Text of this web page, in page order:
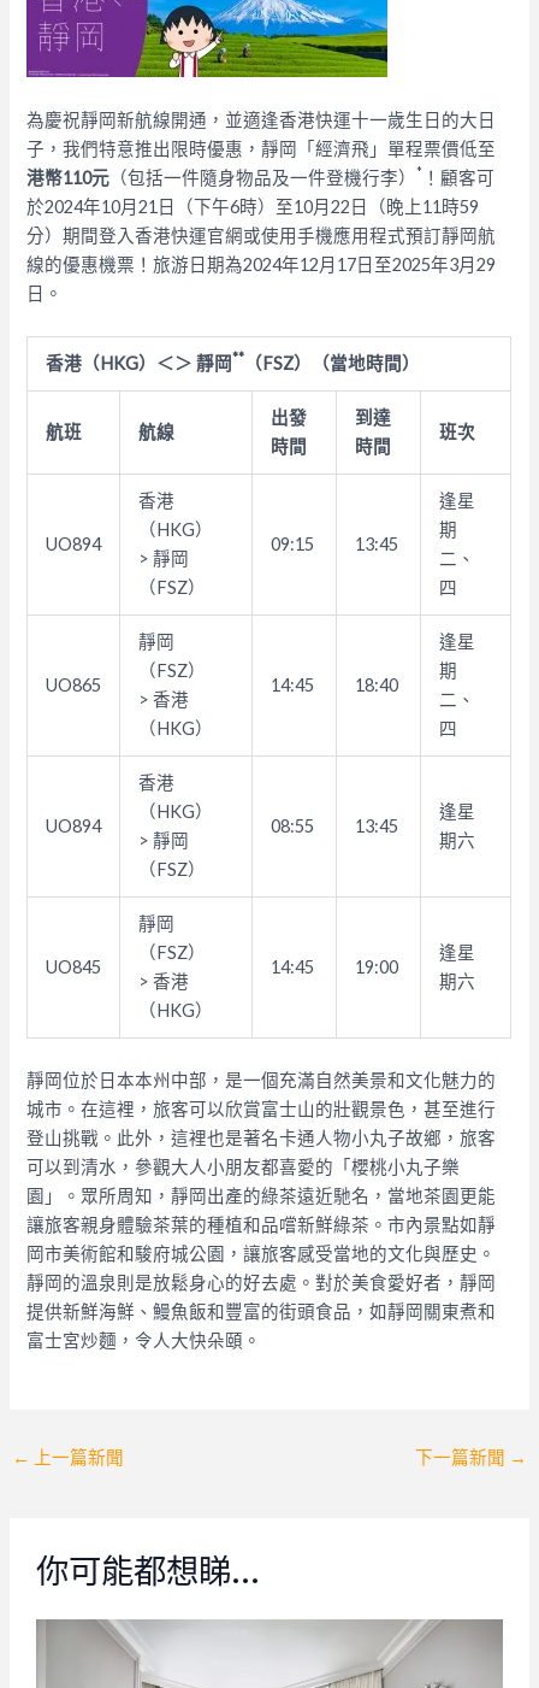
為慶祝靜岡新航線開通，並適逢香港快運十一歲生日的大日
子，我們特意推出限時優惠，靜岡「經濟飛」單程票價低至
港幣110元 （包括一件隨身物品及一件登機行李） * ！顧客可
於2024年10月21日（下午6時）至10月22日（晚上11時59
分）期間登入香港快運官網或使用手機應用程式預訂靜岡航
線的優惠機票！旅游日期為2024年12月17日至2025年3月29
日。
香港（HKG）＜＞ 靜岡** （FSZ）（當地時間）
航班 航線
出發
時間
到達
時間
班次
UO894
香港
（HKG）
> 靜岡
（FSZ）
09:15 13:45
逢星
期
二、
四
UO865
靜岡
（FSZ）
> 香港
（HKG）
14:45 18:40
逢星
期
二、
四
UO894
香港
（HKG）
> 靜岡
（FSZ）
08:55 13:45
逢星
期六
UO845
靜岡
（FSZ）
> 香港
（HKG）
14:45 19:00
逢星
期六
靜岡位於日本本州中部，是一個充滿自然美景和文化魅力的
城市。在這裡，旅客可以欣賞富士山的壯觀景色，甚至進行
登山挑戰。此外，這裡也是著名卡通人物小丸子故鄉，旅客
可以到清水，參觀大人小朋友都喜愛的「櫻桃小丸子樂
園」。眾所周知，靜岡出產的綠茶遠近馳名，當地茶園更能
讓旅客親身體驗茶葉的種植和品嚐新鮮綠茶。市內景點如靜
岡市美術館和駿府城公園，讓旅客感受當地的文化與歷史。
靜岡的溫泉則是放鬆身心的好去處。對於美食愛好者，靜岡
提供新鮮海鮮、鰻魚飯和豐富的街頭食品，如靜岡關東煮和
富士宮炒麵，令人大快朵頤。
Post
← 上一篇新聞 下一篇新聞 →
你可能都想睇…